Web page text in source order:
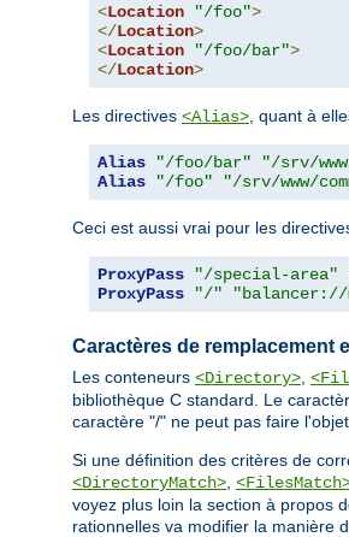
<Location "/foo">
</Location>
<Location "/foo/bar">
</Location>
Les directives <Alias> , quant à
Alias "/foo/bar"
"/srv/
Alias
"/foo" "/srv/www/
Ceci est aussi vrai pour les
ProxyPass "/special-area"
ProxyPass
"/"
Caractères de remplacement
Les conteneurs <Directory>
bibliothèque C standard. Le
caractère "/" ne peut pas faire
Si une définition des critères de
<DirectoryMatch>
voyez plus loin la section à propos
rationnelles va modifier la manière